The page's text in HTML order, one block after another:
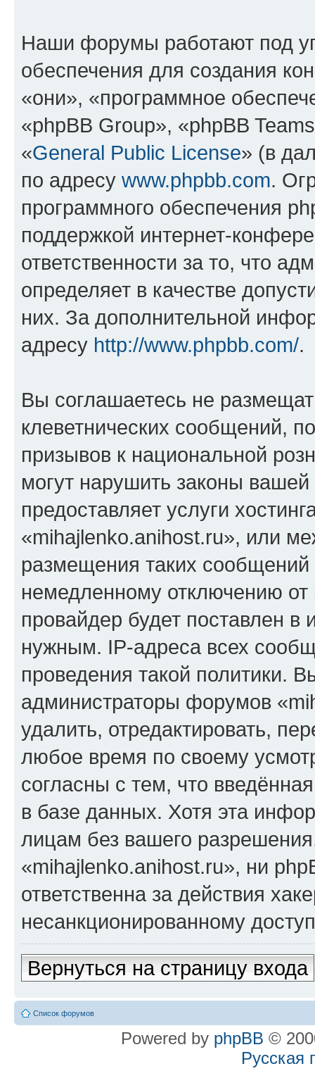
Наши форумы работают под
обеспечения для создания
«они», «программное
«phpBB Group», «phpBB
«General Public License» (в
по адресу www.phpbb.com.
программного обеспечения
поддержкой интернет-
ответственности за то, что
определяет в качестве
них. За дополнительной
адресу http://www.phpbb.com/.
Вы соглашаетесь не
клеветнических сообщений,
призывов к национальной
могут нарушить законы
предоставляет услуги
«mihajlenko.anihost.ru», или
размещения таких
немедленному отключению
провайдер будет поставлен в
нужным. IP-адреса всех
проведения такой политики.
администраторы форумов
удалить, отредактировать,
любое время по своему
согласны с тем, что
в базе данных. Хотя эта
лицам без вашего
«mihajlenko.anihost.ru», ни
ответственна за действия
несанкционированному
Вернуться на страницу входа
Список форумов
Powered by phpBB ©
Русская